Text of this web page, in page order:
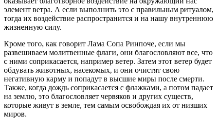
элемент ветра. А если выполнить это с правильным ритуалом,
тогда их воздействие распространится и на нашу внутреннюю
жизненную силу.
Кроме того, как говорит Лама Сопа Ринпоче, если мы
развешиваем молитвенные флаги, они благословляют все, что
с ними соприкасается, например ветер. Затем этот ветер будет
обдувать животных, насекомых, и они очистят свою
негативную карму и попадут в высшие миры после смерти.
Также, когда дождь соприкасается с флажками, а потом падает
на землю, это благословляет червяков и других существ,
которые живут в земле, тем самым освобождая их от низших
миров.